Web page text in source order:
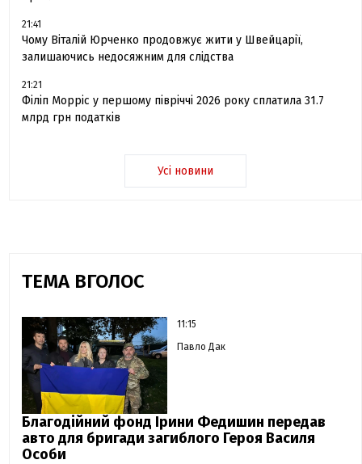
21:41
Чому Віталій Юрченко продовжує жити у Швейцарії,
залишаючись недосяжним для слідства
21:21
Філіп Морріс у першому півріччі 2026 року сплатила 31.7
млрд грн податків
Усі новини
ТЕМА ВГОЛОС
11:15
Павло Дак
Благодійний фонд Ірини Федишин передав
авто для бригади загиблого Героя Василя
Особи